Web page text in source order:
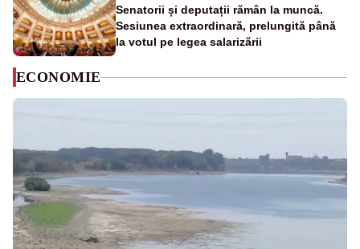
Senatorii și deputații rămân la muncă.
Sesiunea extraordinară, prelungită până
la votul pe legea salarizării
ECONOMIE